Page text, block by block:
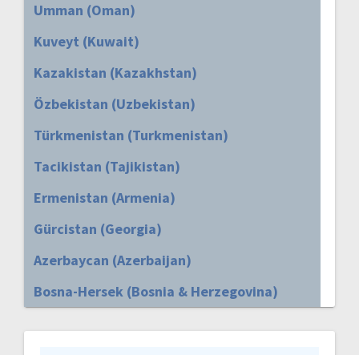
Umman (Oman)
Kuveyt (Kuwait)
Kazakistan (Kazakhstan)
Özbekistan (Uzbekistan)
Türkmenistan (Turkmenistan)
Tacikistan (Tajikistan)
Ermenistan (Armenia)
Gürcistan (Georgia)
Azerbaycan (Azerbaijan)
Bosna-Hersek (Bosnia & Herzegovina)